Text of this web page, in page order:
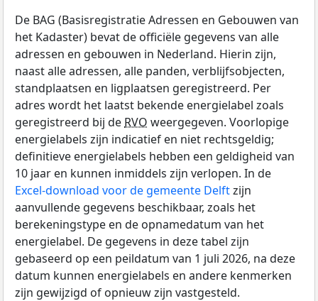
De BAG (Basisregistratie Adressen en Gebouwen van
het Kadaster) bevat de officiële gegevens van alle
adressen en gebouwen in Nederland. Hierin zijn,
naast alle adressen, alle panden, verblijfsobjecten,
standplaatsen en ligplaatsen geregistreerd. Per
adres wordt het laatst bekende energielabel zoals
geregistreerd bij de RVO weergegeven. Voorlopige
energielabels zijn indicatief en niet rechtsgeldig;
definitieve energielabels hebben een geldigheid van
10 jaar en kunnen inmiddels zijn verlopen. In de
Excel-download voor de gemeente Delftzijn
aanvullende gegevens beschikbaar, zoals het
berekeningstype en de opnamedatum van het
energielabel. De gegevens in deze tabel zijn
gebaseerd op een peildatum van 1 juli 2026, na deze
datum kunnen energielabels en andere kenmerken
zijn gewijzigd of opnieuw zijn vastgesteld.